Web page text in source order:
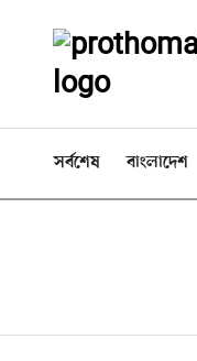
সর্বশেষ বাংলাদেশ